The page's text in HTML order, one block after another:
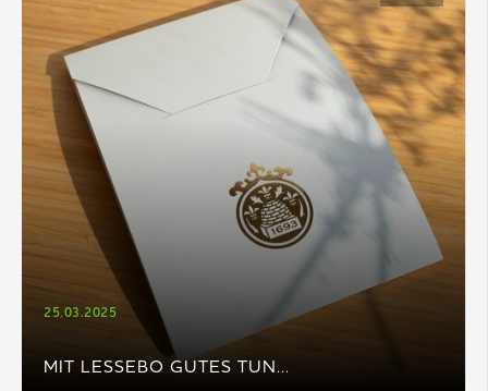
MIT LESSEBO GUTES TUN...
25.03.2025